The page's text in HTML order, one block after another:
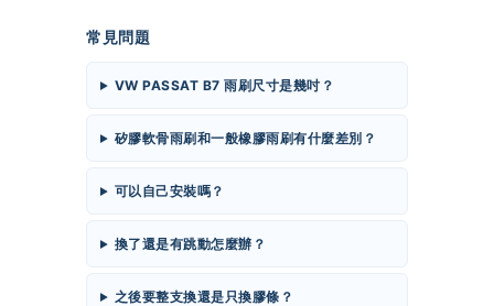
常見問題
VW PASSAT B7 雨刷尺寸是幾吋？
矽膠軟骨雨刷和一般橡膠雨刷有什麼差別？
可以自己安裝嗎？
換了還是有跳動怎麼辦？
之後要整支換還是只換膠條？